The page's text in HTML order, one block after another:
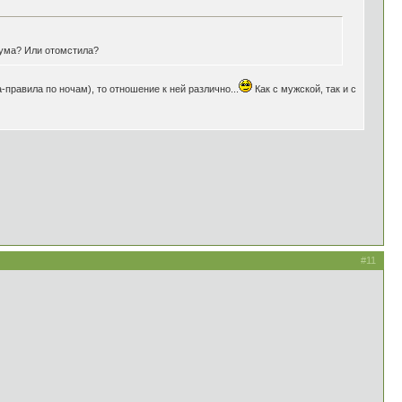
Или отомстила?
по ночам), то отношение к ней различно... Как с мужской, так и с
#11